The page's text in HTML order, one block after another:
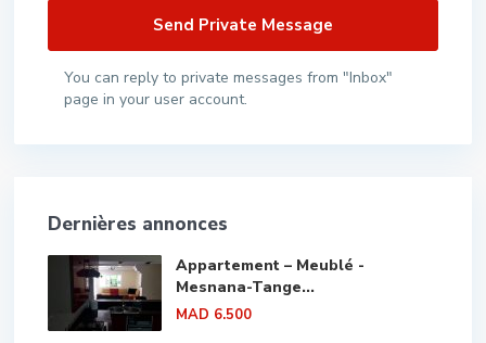
You can reply to private messages from "Inbox"
page in your user account.
Dernières annonces
Appartement – Meublé -
Mesnana-Tange...
MAD 6.500